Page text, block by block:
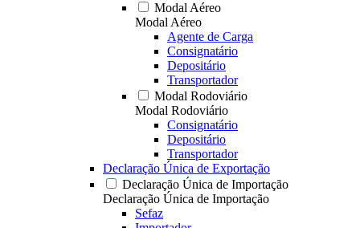
Modal Aéreo
Modal Aéreo
Agente de Carga
Consignatário
Depositário
Transportador
Modal Rodoviário
Modal Rodoviário
Consignatário
Depositário
Transportador
Declaração Única de Exportação
Declaração Única de Importação
Declaração Única de Importação
Sefaz